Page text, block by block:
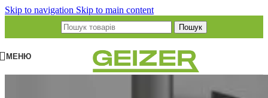
Skip to navigation Skip to main content
Пошук
МЕНЮ